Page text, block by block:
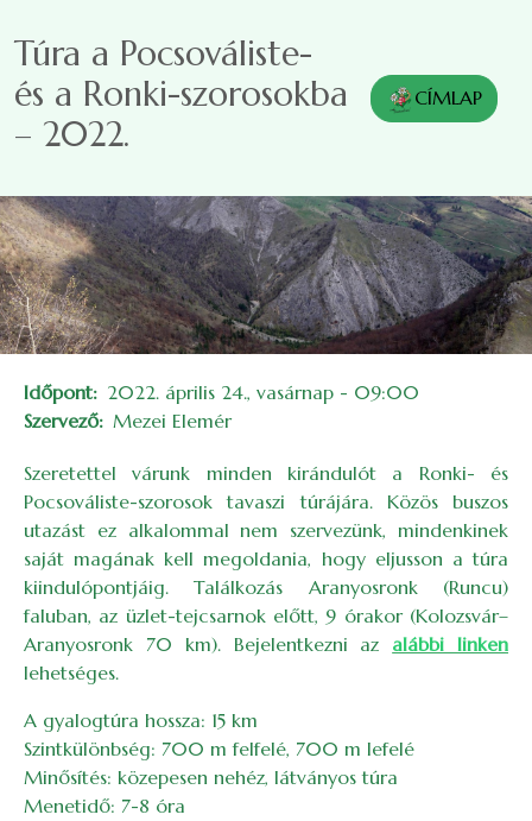
Túra a Pocsováliste-
és a Ronki-szorosokba
– 2022.
CÍMLAP
Időpont
2022. április 24., vasárnap - 09:00
Szervező Mezei Elemér
Szeretettel várunk minden kirándulót a Ronki- és
Pocsováliste-szorosok tavaszi túrájára. Közös buszos
utazást ez alkalommal nem szervezünk, mindenkinek
saját magának kell megoldania, hogy eljusson a túra
kiindulópontjáig. Találkozás Aranyosronk (Runcu)
faluban, az üzlet-tejcsarnok előtt, 9 órakor (Kolozsvár–
Aranyosronk 70 km). Bejelentkezni az alábbi linken
lehetséges.
A gyalogtúra hossza: 15 km
Szintkülönbség: 700 m felfelé, 700 m lefelé
Minősítés: közepesen nehéz, látványos túra
Menetidő: 7-8 óra